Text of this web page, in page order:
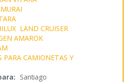
LAND CRUISER
AMAROK
PARA CAMIONETAS Y
Santiago